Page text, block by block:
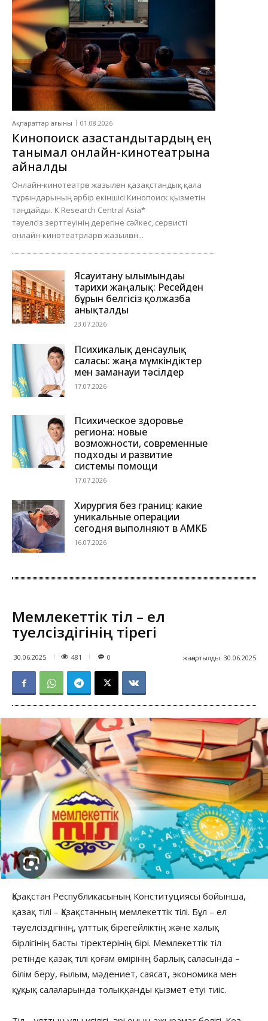
Ақпараттар ағыны 01.08.2026
Кинопоиск қазақстандықтардың ең
танымал онлайн-кинотеатрына
айналды
Онлайн-кинотеатрға жазылған қазақстандық қала
тұрғындарының әрбір екіншісі Кинопоиск қызметін
таңдайды. K Research Central Asia*
тәуелсіз зерттеуінің дерегіне сәйкес, сервисті
онлайн-кинотеатрларға жазылған...
Ясауитану ғылымындағы
тарихи жаңалық: Ресейден
бұрын белгісіз қолжазба
анықталды
23.07.2026
Психикалық денсаулық
саласы: жаңа мүмкіндіктер
мен заманауи тәсілдер
17.07.2026
Психическое здоровье
региона: новые
возможности, современные
подходы и развитие
системы помощи
17.07.2026
Хирургия без границ: какие
уникальные операции
сегодня выполняют в АМКБ
16.07.2026